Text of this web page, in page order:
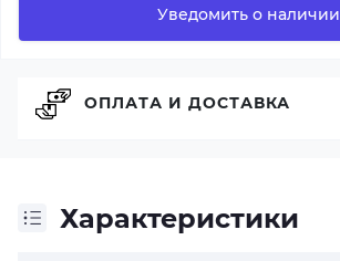
Уведомить о наличии
Характеристики
ОПЛАТА И ДОСТАВКА